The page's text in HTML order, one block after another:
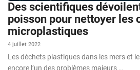
Des scientifiques
poisson pour nettoyer les
microplastiques
4 juillet 2022
Les déchets plastiques dans les mers et
encore l’un des problèmes majeurs …